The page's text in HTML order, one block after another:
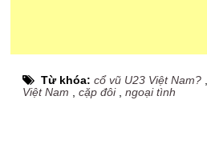
Từ khóa:cổ vũ U23 Việt Nam?
Việt Nam ,cặp đôi,ngoại tình